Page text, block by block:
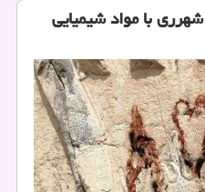
با مواد شیمیایی